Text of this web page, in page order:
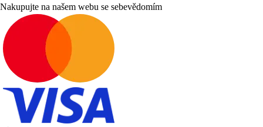
Nakupujte na našem webu se sebevědomím